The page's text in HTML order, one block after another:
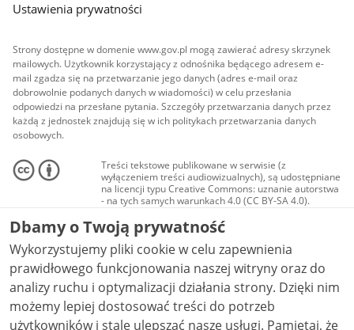
Ustawienia prywatności
Strony dostępne w domenie www.gov.pl mogą zawierać adresy skrzynek
mailowych. Użytkownik korzystający z odnośnika będącego adresem e-
mail zgadza się na przetwarzanie jego danych (adres e-mail oraz
dobrowolnie podanych danych w wiadomości) w celu przesłania
odpowiedzi na przesłane pytania. Szczegóły przetwarzania danych przez
każdą z jednostek znajdują się w ich politykach przetwarzania danych
osobowych.
Treści tekstowe publikowane w serwisie (z
wyłączeniem treści audiowizualnych), są udostępniane
na licencji typu Creative Commons: uznanie autorstwa
- na tych samych warunkach 4.0 (CC BY-SA 4.0).
Materiały audiowizualne, w tym zdjęcia, materiały
audio i wideo, są udostępniane na licencji typu
Creative Commons: uznanie autorstwa użycie
niekomercyjne - bez utworów zależnych 4.0 (CC BY-
NC-ND 4.0), o ile nie jest to stwierdzone inaczej.
Dbamy o Twoją prywatność
Wykorzystujemy pliki cookie w celu zapewnienia
prawidłowego funkcjonowania naszej witryny oraz do
analizy ruchu i optymalizacji działania strony. Dzięki nim
możemy lepiej dostosować treści do potrzeb
użytkowników i stale ulepszać nasze usługi. Pamiętaj, że